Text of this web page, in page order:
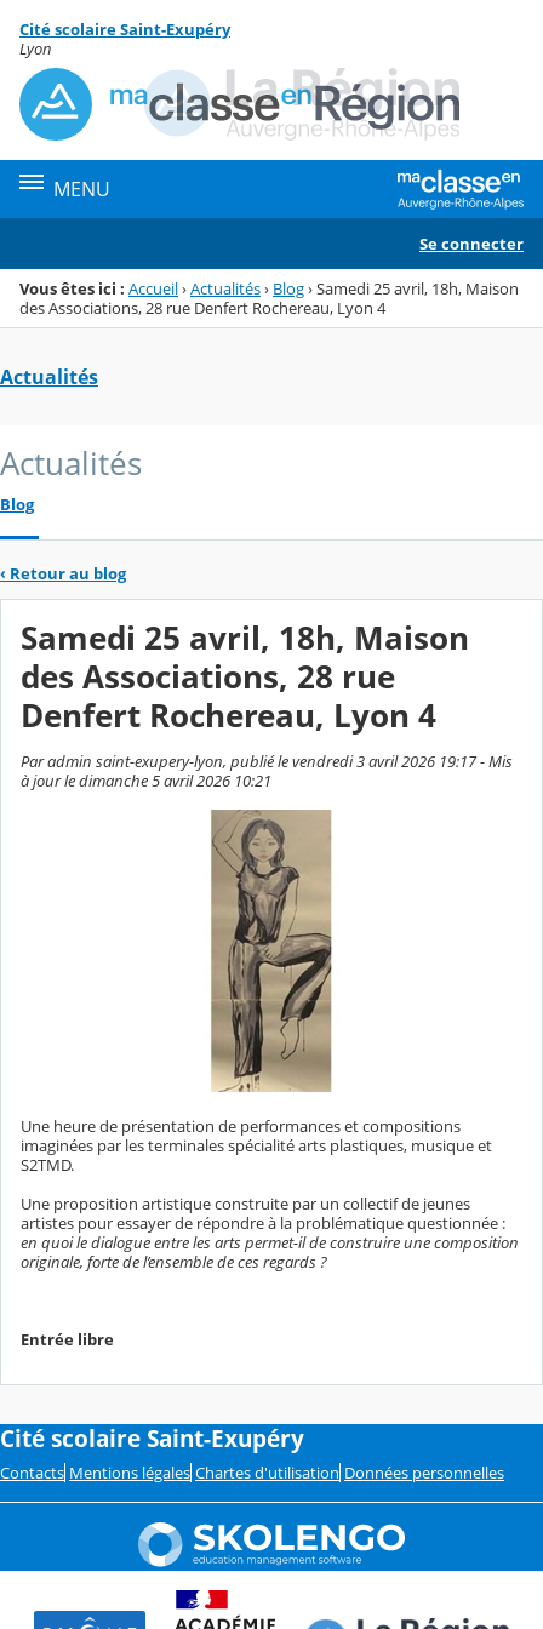
Menu de la rubrique
Contenu
Cité scolaire Saint-Exupéry
Lyon
MENU
Se connecter
Vous êtes ici : Accueil›Actualités› Blog›Samedi 25 avril, 18h, Maison
des Associations, 28 rue Denfert Rochereau, Lyon 4
Actualités
Actualités
Blog
‹ Retour au blog
Samedi 25 avril, 18h, Maison
des Associations, 28 rue
Denfert Rochereau, Lyon 4
Par admin saint-exupery-lyon, publié le vendredi 3 avril 2026 19:17 - Mis
à jour le dimanche 5 avril 2026 10:21
Une heure de présentation de performances et compositions
imaginées par les terminales spécialité arts plastiques, musique et
S2TMD.
Une proposition artistique construite par un collectif de jeunes
artistes pour essayer de répondre à la problématique questionnée :
en quoi le dialogue entre les arts permet-il de construire une composition
originale, forte de l’ensemble de ces regards ?
Entrée libre
Cité scolaire Saint-Exupéry
Contacts Mentions légales Chartes d'utilisation Données personnelles